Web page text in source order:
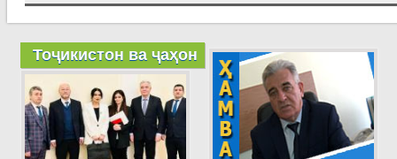
Тоҷикистон ва ҷаҳон